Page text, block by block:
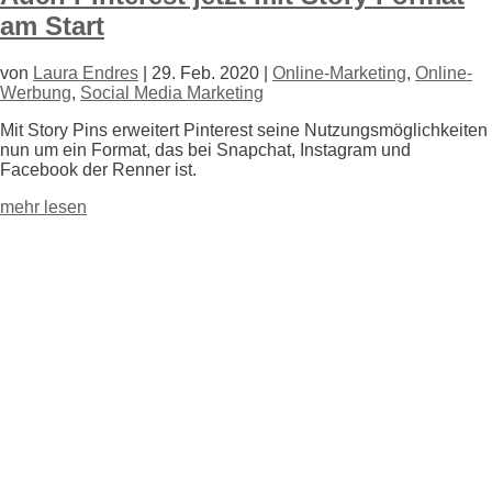
am Start
von Laura Endres 29. Feb. 2020 Online-Marketing, Online-
Werbung, Social Media Marketing
Mit Story Pins erweitert Pinterest seine Nutzungsmöglichkeiten
nun um ein Format, das bei Snapchat, Instagram und
Facebook der Renner ist.
mehr lesen